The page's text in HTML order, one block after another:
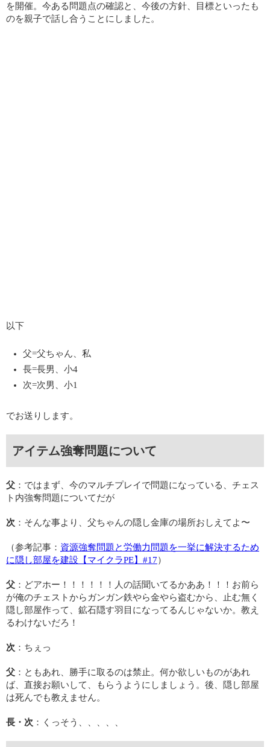
を開催。今ある問題点の確認と、今後の方針、目標といったも
のを親子で話し合うことにしました。
以下
父=父ちゃん、私
長=長男、小4
次=次男、小1
でお送りします。
アイテム強奪問題について
父 ：ではまず、今のマルチプレイで問題になっている、チェス
ト内強奪問題についてだが
次 ：そんな事より、父ちゃんの隠し金庫の場所おしえてよ〜
（参考記事： 資源強奪問題と労働力問題を一挙に解決するため
に隠し部屋を建設【マイクラPE】#17）
父 ：どアホー！！！！！！人の話聞いてるかああ！！！お前ら
が俺のチェストからガンガン鉄やら金やら盗むから、止む無く
隠し部屋作って、鉱石隠す羽目になってるんじゃないか。教え
るわけないだろ！
次 ：ちぇっ
父 ：ともあれ、勝手に取るのは禁止。何か欲しいものがあれ
ば、直接お願いして、もらうようにしましょう。後、隠し部屋
は死んでも教えません。
長・次 ：くっそう、、、、、